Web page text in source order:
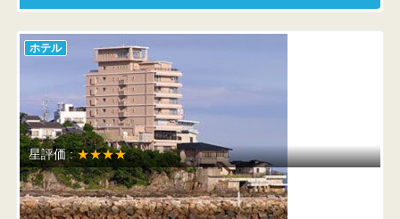
ホテル
星評価 :★★★★
潮彩きらら 祥吉